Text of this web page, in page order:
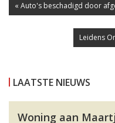
« Auto's beschadigd door
Leidens
LAATSTE NIEUWS
Woning aan